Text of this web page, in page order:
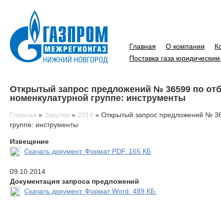
Главная О компании
Поставка газа
Открытый запрос предложений № 36599 по
номенкулатурной группе: инструменты
Главная » Закупки » 2014 » Открытый запрос предложений №
группе: инструменты
Извещение
Скачать документ. Формат PDF. 165 КБ
09.10.2014
Документация запроса предложений
Скачать документ. Формат Word. 489 КБ